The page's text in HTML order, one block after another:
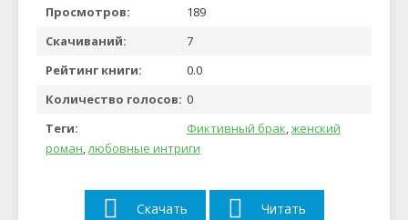
Просмотров:
189
Скачиваний:
7
Рейтинг книги:
0.0
Количество голосов: 0
Теги:
Фиктивный брак,женский
роман,любовные интриги
Скачать Читать